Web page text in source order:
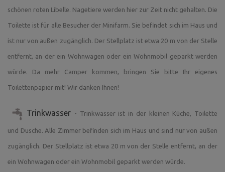
Sitzgelegenheiten, sanitäre Einrichtungen (Toilette,
und einen Grill mieten (Holzkohle und Holz müssen
mitgebracht werden). Wir haben auch eine Infrarotsauna
für 2 Personen. Gegen eine Gebühr gemäß der aktuellen
Preisliste führe ich Sie durch meinen Tierpark oder Sie
um Tiere kümmern. Sie können auch einige Souvenirs vom
Mini-Bauernhof kaufen. Radfahrer, Wanderer,
Naturliebhaber, Ausflügler und Kulturliebhaber werden die
Umgebung genießen. Die Gegend ist bei Touristen beliebt,
aber nicht überlaufen.
schönen roten Libelle. Nagetiere werden hier zur Zeit nicht gehalten. Die
Toilette ist für alle Besucher der Minifarm. Sie befindet sich im Haus und
ist nur von außen zugänglich. Der Stellplatz ist etwa 20 m von der Stelle
entfernt, an der ein Wohnwagen oder ein Wohnmobil geparkt werden
würde. Da mehr Camper kommen, bringen Sie bitte Ihr eigenes
Toilettenpapier mit! Wir danken Ihnen!
Trinkwasser - Trinkwasser ist in der kleinen Küche, Toilette
und Dusche. Alle Zimmer befinden sich im Haus und sind nur von außen
zugänglich. Der Stellplatz ist etwa 20 m von der Stelle entfernt, an der
ein Wohnwagen oder ein Wohnmobil geparkt werden würde.